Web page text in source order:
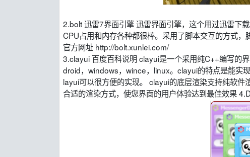
2.bolt 迅雷7界面引擎 迅雷界面引擎，这个用过迅雷下
CPU占用和内存各种都很棒。采用了脚本交互的方式，
官方网址 http://bolt.xunlei.com/
3.clayui 百度百科说明 clayui是一个采用纯C++编写的
droid，windows，wince，linux。clayui的特点是能实
layui可以很方便的实现。 clayui的底层渲染支持纯软
合适的渲染方式，使您界面的用户体验达到最佳效果